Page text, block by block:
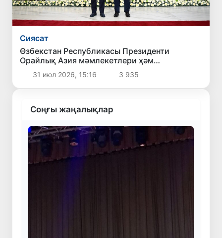
Сиясат
Өзбекстан Республикасы Президенти
Орайлық Азия мәмлекетлери ҳәм
Әзербайжан арасындағы регионаллық бирге
ислесиўди раўажландырыў
перспективаларын белгилеп берди
31 июл 2026, 15:16 3 935
Соңғы жаңалықлар